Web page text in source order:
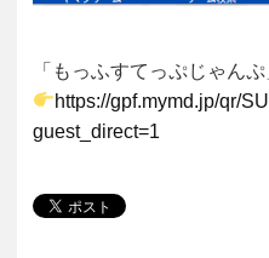
「もっふすてっぷじゃんぷ
https://gpf.mymd.jp/qr/
guest_direct=1